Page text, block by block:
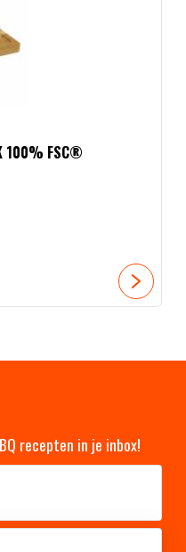
100% FSC®
recepten in je inbox!